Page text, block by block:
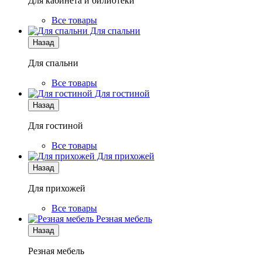
Все товары
Для спальни
Назад
Для спальни
Все товары
Для гостиной
Назад
Для гостиной
Все товары
Для прихожей
Назад
Для прихожей
Все товары
Резная мебель
Назад
Резная мебель